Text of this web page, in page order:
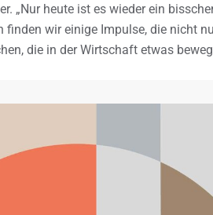
„Nur heute ist es wieder ein
finden wir einige Impulse, die nicht
die in der Wirtschaft etwas